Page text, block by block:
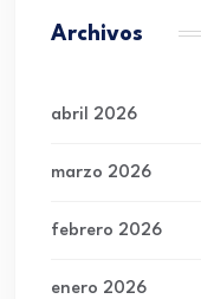
Archivos
abril 2026
marzo 2026
febrero 2026
enero 2026